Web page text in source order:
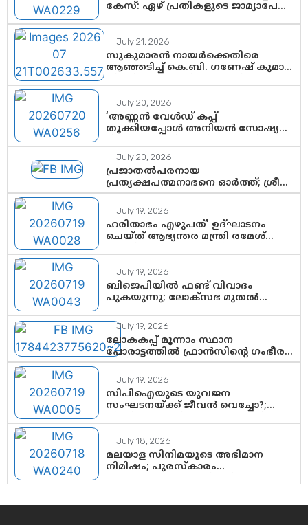
കേസ്: ഏഴ് പ്രതികളുടെ ജാമ്യാപേക്ഷ
July 21, 2026
സുകുമാരൻ നായർക്കെതിരെ
ആഞ്ഞടിച്ച് കെ.ബി. ഗണേഷ് കുമാർ,
July 20, 2026
‘അണ്ണൻ വേൾഡ് കപ്പ്
തൂക്കിയപ്പോൾ അനിയൻ സോഷ്യൽ
കിരീടധാരണത്തിനിടെ
ശ്രദ്ധാകേന്ദ്രമായി മൂന്ന്
വയസ്സുകാരൻ ചുണക്കുട്ടൻ
July 20, 2026
പ്രജാതൽപരനായ
പ്രത്യക്ഷപത്മനാഭനെ ഓർത്ത്; ശ്രീ
ചിത്തിര തിരുനാൾ മഹാരാജാവിന്റെ
35-ാം നാടുനീങ്ങൽ ദിനം ഇന്ന്
July 19, 2026
ഹരിതാഭം എഴുപത്’ ഉദ്ഘാടനം
ചെയ്ത് ആഭ്യന്തര മന്ത്രി രമേശ്
പ്രൗഢമായ തുടക്കം
July 19, 2026
ബിജെപിയിൽ ഫണ്ട് വിവാദം
പുകയുന്നു; ലോക്സഭ മുതൽ
ഫണ്ട് വിനിയോഗം
പരിശോധിക്കുമോ? കേന്ദ്രത്തിനും
ആർഎസ്എസിനും കേരള
ഘടകത്തോട് അതൃപ്തി
July 19, 2026
ലോകകപ്പ് മൂന്നാം സ്ഥാന
പോരാട്ടത്തിൽ ഫ്രാൻസിന്റെ ഗംഭീര
തിരിച്ചുവരവ്; ഗോൾവേട്ടയിൽ
മെസ്സിയെ മറികടന്ന് എംബാപ്പെ
July 19, 2026
സിപിഐയുടെ യുവജന
സംഘടനയ്ക്ക് ജീവൻ വെച്ചോ?;
July 18, 2026
മലയാള സിനിമയുടെ അഭിമാന
നിമിഷം; പുരസ്‌കാരം